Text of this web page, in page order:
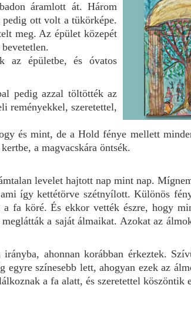
áramlott át. Három
ott volt a tükörképe.
meg. Az épület közepét
az épületbe, és óvatos
pedig azzal töltötték az
reményekkel, szeretettel,
és mint, de a Hold fénye mellett
a magvacskára öntsék.
levelet hajtott nap mint nap.
így kettétörve szétnyílott. Különös
fa köré. És ekkor vették észre, hogy
a saját álmaikat. Azokat az
ahonnan korábban érkeztek.
színesebb lett, ahogyan ezek az
a fa alatt, és szeretettel köszöntik